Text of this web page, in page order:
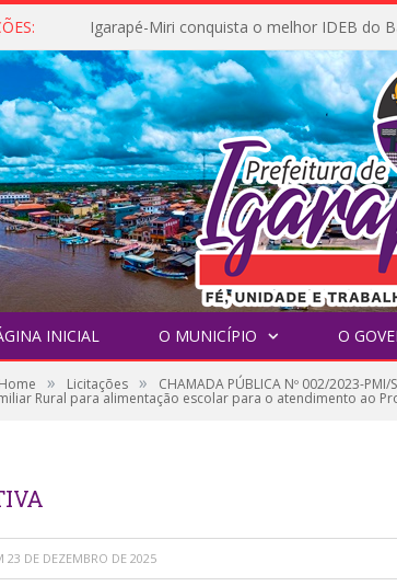
INICIAL O MUNICÍPIO O
Home » Licitações » CHAMADA PÚBLICA Nº 002/2023-
Rural para alimentação escolar para o atendimento ao
23 DE DEZEMBRO DE 2025